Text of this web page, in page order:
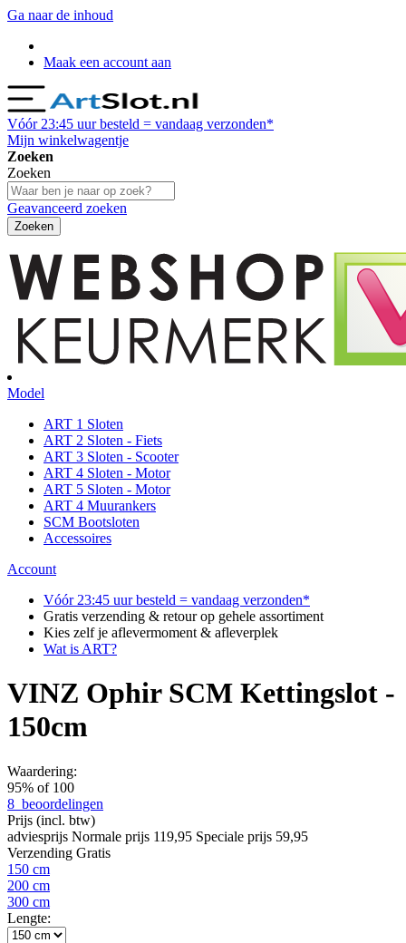
Ga naar de inhoud
Maak een account aan
Vóór 23:45 uur besteld = vandaag verzonden*
Mijn winkelwagentje
Zoeken
Zoeken
Geavanceerd zoeken
Zoeken
Model
ART 1 Sloten
ART 2 Sloten - Fiets
ART 3 Sloten - Scooter
ART 4 Sloten - Motor
ART 5 Sloten - Motor
ART 4 Muurankers
SCM Bootsloten
Accessoires
Account
Vóór 23:45 uur besteld = vandaag verzonden*
Gratis verzending & retour op gehele assortiment
Kies zelf je aflevermoment & afleverplek
Wat is ART?
VINZ Ophir SCM Kettingslot -
150cm
Waardering:
95% of 100
8 beoordelingen
Prijs (incl. btw)
adviesprijs Normale prijs 119,95 Speciale prijs 59,95
Verzending Gratis
150 cm
200 cm
300 cm
Lengte: